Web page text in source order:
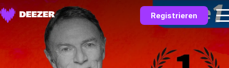
Registrieren